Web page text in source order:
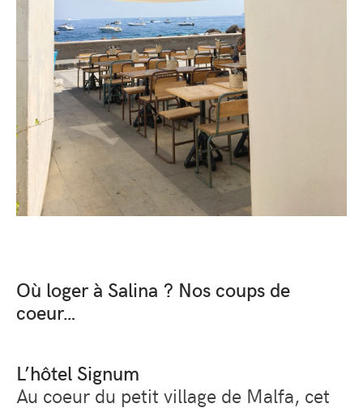
Où loger à Salina ? Nos coups de
coeur…
L’hôtel Signum
Au coeur du petit village de Malfa, cet